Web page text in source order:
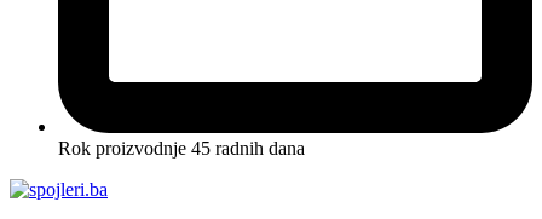
Rok proizvodnje 45 radnih dana